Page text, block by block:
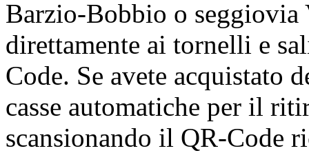
Barzio-Bobbio o seggiovia
direttamente ai tornelli e
Code. Se avete acquistato
casse automatiche per il
scansionando il QR-Code